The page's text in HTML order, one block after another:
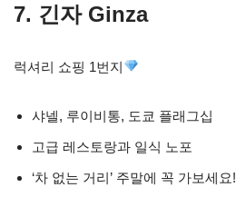
7. 긴자 Ginza
럭셔리 쇼핑 1번지
샤넬, 루이비통, 도쿄 플래그십
고급 레스토랑과 일식 노포
‘차 없는 거리’ 주말에 꼭 가보세요!